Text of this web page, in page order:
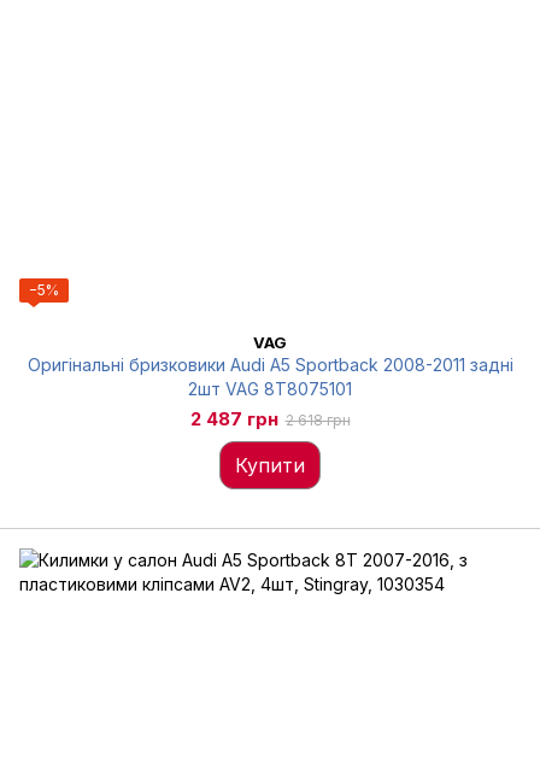
−5%
VAG
Оригінальні бризковики Audi A5 Sportback 2008-2011 задні
2шт VAG 8T8075101
2 487 грн 2 618 грн
Купити